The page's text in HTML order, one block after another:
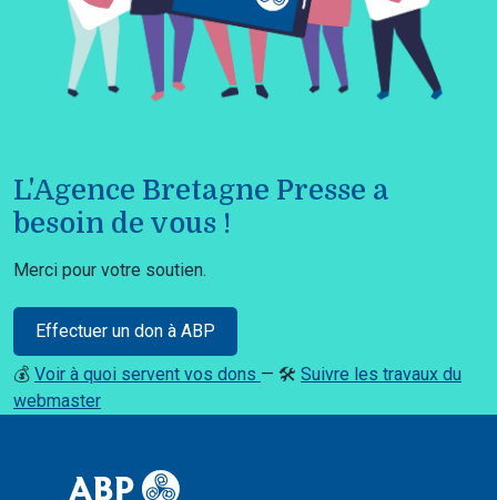
L'Agence Bretagne Presse a
besoin de vous !
Merci pour votre soutien.
Effectuer un don à ABP
💰 Voir à quoi servent vos dons — 🛠️ Suivre les travaux du
webmaster